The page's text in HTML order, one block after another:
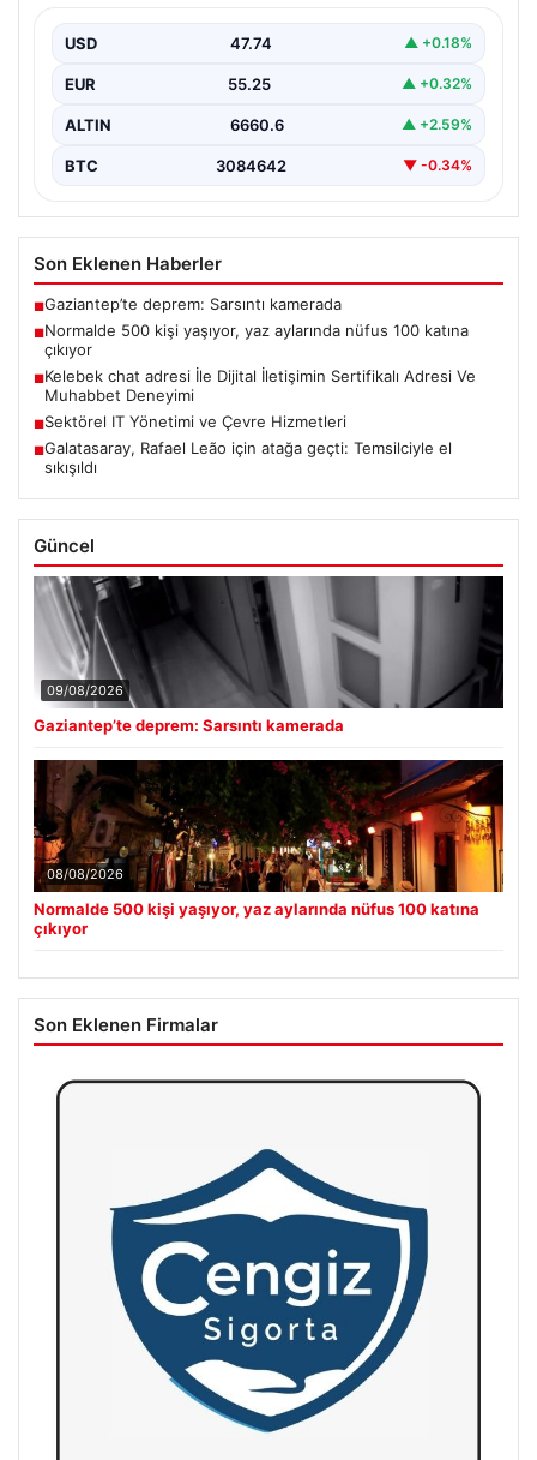
USD 47.74 ▲ +0.18%
EUR 55.25 ▲ +0.32%
ALTIN 6660.6 ▲ +2.59%
BTC 3084642 ▼ -0.34%
Son Eklenen Haberler
■Gaziantep’te deprem: Sarsıntı kamerada
■Normalde 500 kişi yaşıyor, yaz aylarında nüfus 100 katına
çıkıyor
■Kelebek chat adresi İle Dijital İletişimin Sertifikalı Adresi Ve
Muhabbet Deneyimi
■Sektörel IT Yönetimi ve Çevre Hizmetleri
■Galatasaray, Rafael Leão için atağa geçti: Temsilciyle el
sıkışıldı
Güncel
09/08/2026
Gaziantep’te deprem: Sarsıntı kamerada
08/08/2026
Normalde 500 kişi yaşıyor, yaz aylarında nüfus 100 katına
çıkıyor
Son Eklenen Firmalar